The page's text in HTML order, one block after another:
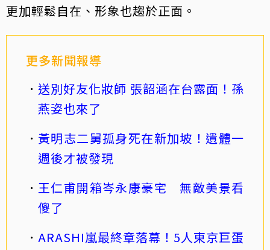
更加輕鬆自在、形象也趨於正面。
更多新聞報導
送別好友化妝師 張韶涵在台露面！孫
燕姿也來了
黃明志二舅孤身死在新加坡！遺體一
週後才被發現
王仁甫開箱岑永康豪宅 無敵美景看
傻了
ARASHI嵐最終章落幕！5人東京巨蛋